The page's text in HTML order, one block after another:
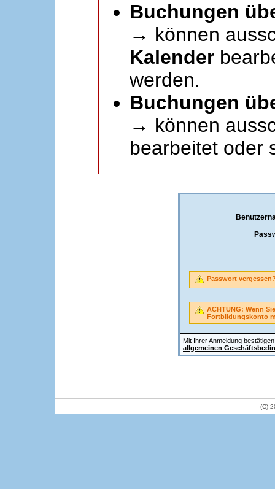
Buchungen
→ können
Kalender
werden.
Buchungen
→ können
bearbeitet oder
Mit Ihrer Anmeldung
allgemeinen
Passwort
ACHTUNG: Wenn
Fortbildungskonto
(C)